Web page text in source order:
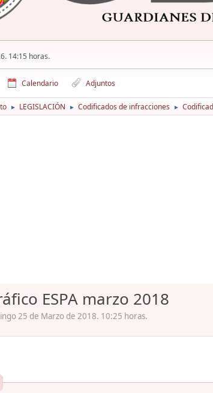
14:15 horas.
Calendario Adjuntos
► LEGISLACIÓN ► Codificados de infracciones ►
ESPA marzo 2018
25 de Marzo de 2018. 10:25 horas.